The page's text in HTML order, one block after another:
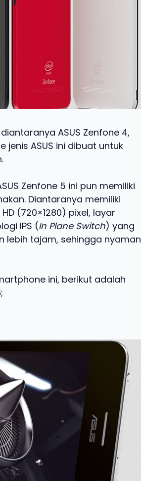
ASUS Zenfone 4,
jenis ASUS ini dibuat untuk
Zenfone 5 ini pun memiliki
Diantaranya memiliki
(720×1280) pixel, layar
IPS (In Plane Switch) yang
lebih tajam, sehingga nyaman
ini, berikut adalah
;